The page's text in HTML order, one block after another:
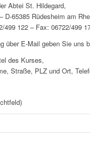
Abtei St. Hildegard,
D-65385 Rüdesheim am
499 122 – Fax: 06722/499
über E-Mail geben Sie uns
des Kurses,
Straße, PLZ und Ort,